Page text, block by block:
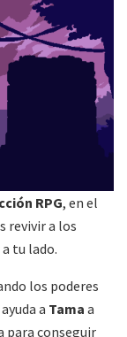
RPG, en el
revivir a los
tu lado.
los poderes
a Tama a
para conseguir